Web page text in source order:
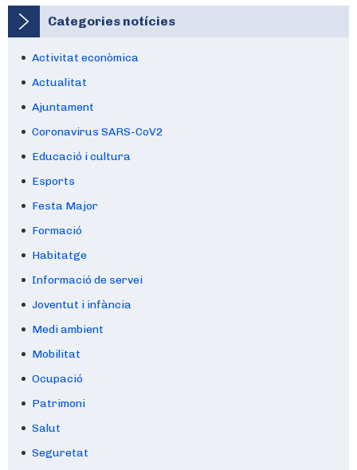
Categories notícies
Activitat econòmica
Actualitat
Ajuntament
Coronavirus SARS-CoV2
Educació i cultura
Esports
Festa Major
Formació
Habitatge
Informació de servei
Joventut i infància
Medi ambient
Mobilitat
Ocupació
Patrimoni
Salut
Seguretat